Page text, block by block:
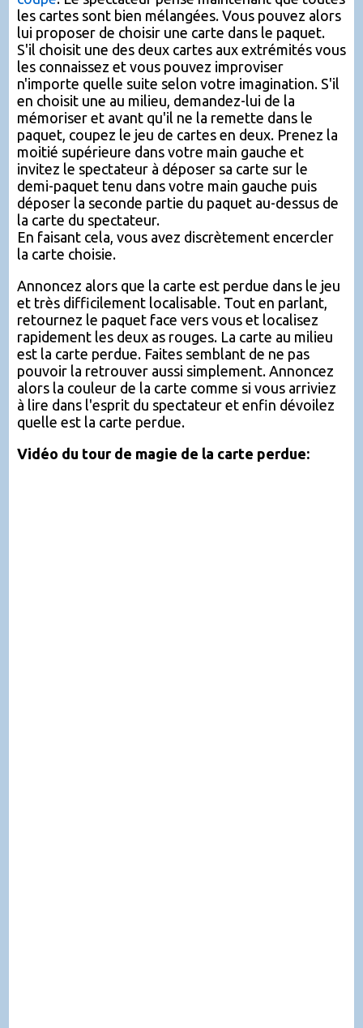
les cartes sont bien mélangées. Vous pouvez alors
lui proposer de choisir une carte dans le paquet.
S'il choisit une des deux cartes aux extrémités vous
les connaissez et vous pouvez improviser
n'importe quelle suite selon votre imagination. S'il
en choisit une au milieu, demandez-lui de la
mémoriser et avant qu'il ne la remette dans le
paquet, coupez le jeu de cartes en deux. Prenez la
moitié supérieure dans votre main gauche et
invitez le spectateur à déposer sa carte sur le
demi-paquet tenu dans votre main gauche puis
déposer la seconde partie du paquet au-dessus de
la carte du spectateur.
En faisant cela, vous avez discrètement encercler
la carte choisie.
Annoncez alors que la carte est perdue dans le jeu
et très difficilement localisable. Tout en parlant,
retournez le paquet face vers vous et localisez
rapidement les deux as rouges. La carte au milieu
est la carte perdue. Faites semblant de ne pas
pouvoir la retrouver aussi simplement. Annoncez
alors la couleur de la carte comme si vous arriviez
à lire dans l'esprit du spectateur et enfin dévoilez
quelle est la carte perdue.
Vidéo du tour de magie de la carte perdue: